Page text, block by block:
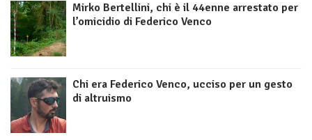
Mirko Bertellini, chi è il 44enne arrestato per
l’omicidio di Federico Venco
Chi era Federico Venco, ucciso per un gesto
di altruismo